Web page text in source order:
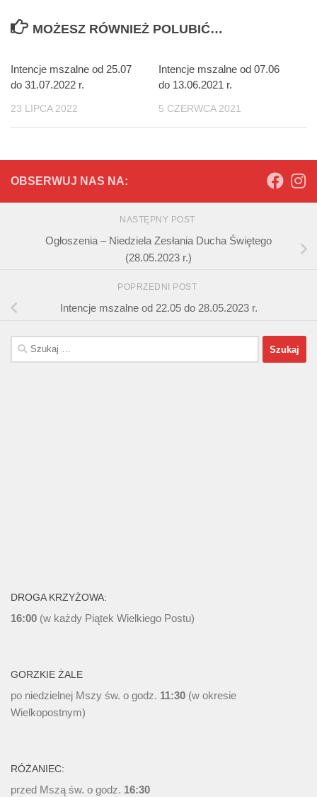
MOŻESZ RÓWNIEŻ POLUBIĆ…
Intencje mszalne od 25.07
do 31.07.2022 r.
23 LIPCA 2022
Intencje mszalne od 07.06
do 13.06.2021 r.
5 CZERWCA 2021
OBSERWUJ NAS NA:
NASTĘPNY POST
Ogłoszenia – Niedziela Zesłania Ducha Świętego
(28.05.2023 r.)
POPRZEDNI POST
Intencje mszalne od 22.05 do 28.05.2023 r.
Szukaj:
DROGA KRZYŻOWA:
16:00 (w każdy Piątek Wielkiego Postu)
GORZKIE ŻALE
po niedzielnej Mszy św. o godz. 11:30 (w okresie
Wielkopostnym)
RÓŻANIEC:
przed Mszą św. o godz. 16:30